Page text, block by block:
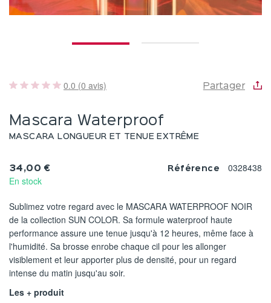
0.0 (0 avis) Partager
Mascara Waterproof
MASCARA LONGUEUR ET TENUE EXTRÊME
34,00 €
En stock
Référence 0328438
Sublimez votre regard avec le MASCARA WATERPROOF NOIR
de la collection SUN COLOR. Sa formule waterproof haute
performance assure une tenue jusqu'à 12 heures, même face à
l'humidité. Sa brosse enrobe chaque cil pour les allonger
visiblement et leur apporter plus de densité, pour un regard
intense du matin jusqu'au soir.
Les + produit